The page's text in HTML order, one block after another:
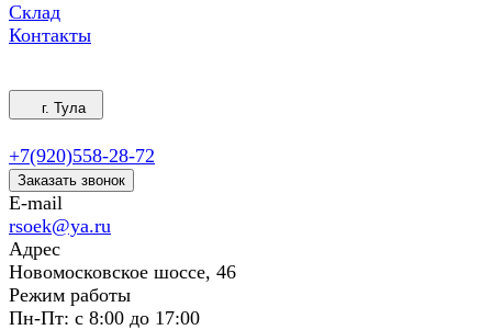
Склад
Контакты
г. Тула
+7(920)558-28-72
Заказать звонок
E-mail
rsoek@ya.ru
Адрес
Новомосковское шоссе, 46
Режим работы
Пн-Пт: с 8:00 до 17:00